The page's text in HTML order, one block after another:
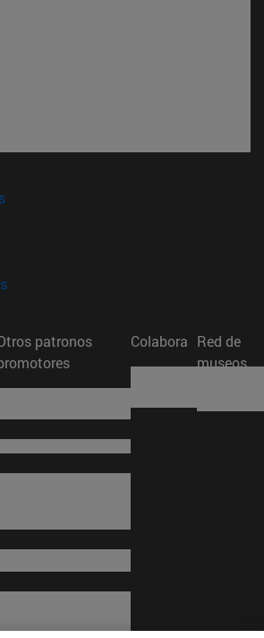
(abre en nueva ventana)
ventana)
(abre en nueva ventana)
ventana)
patronos
Colabora Red de
museos